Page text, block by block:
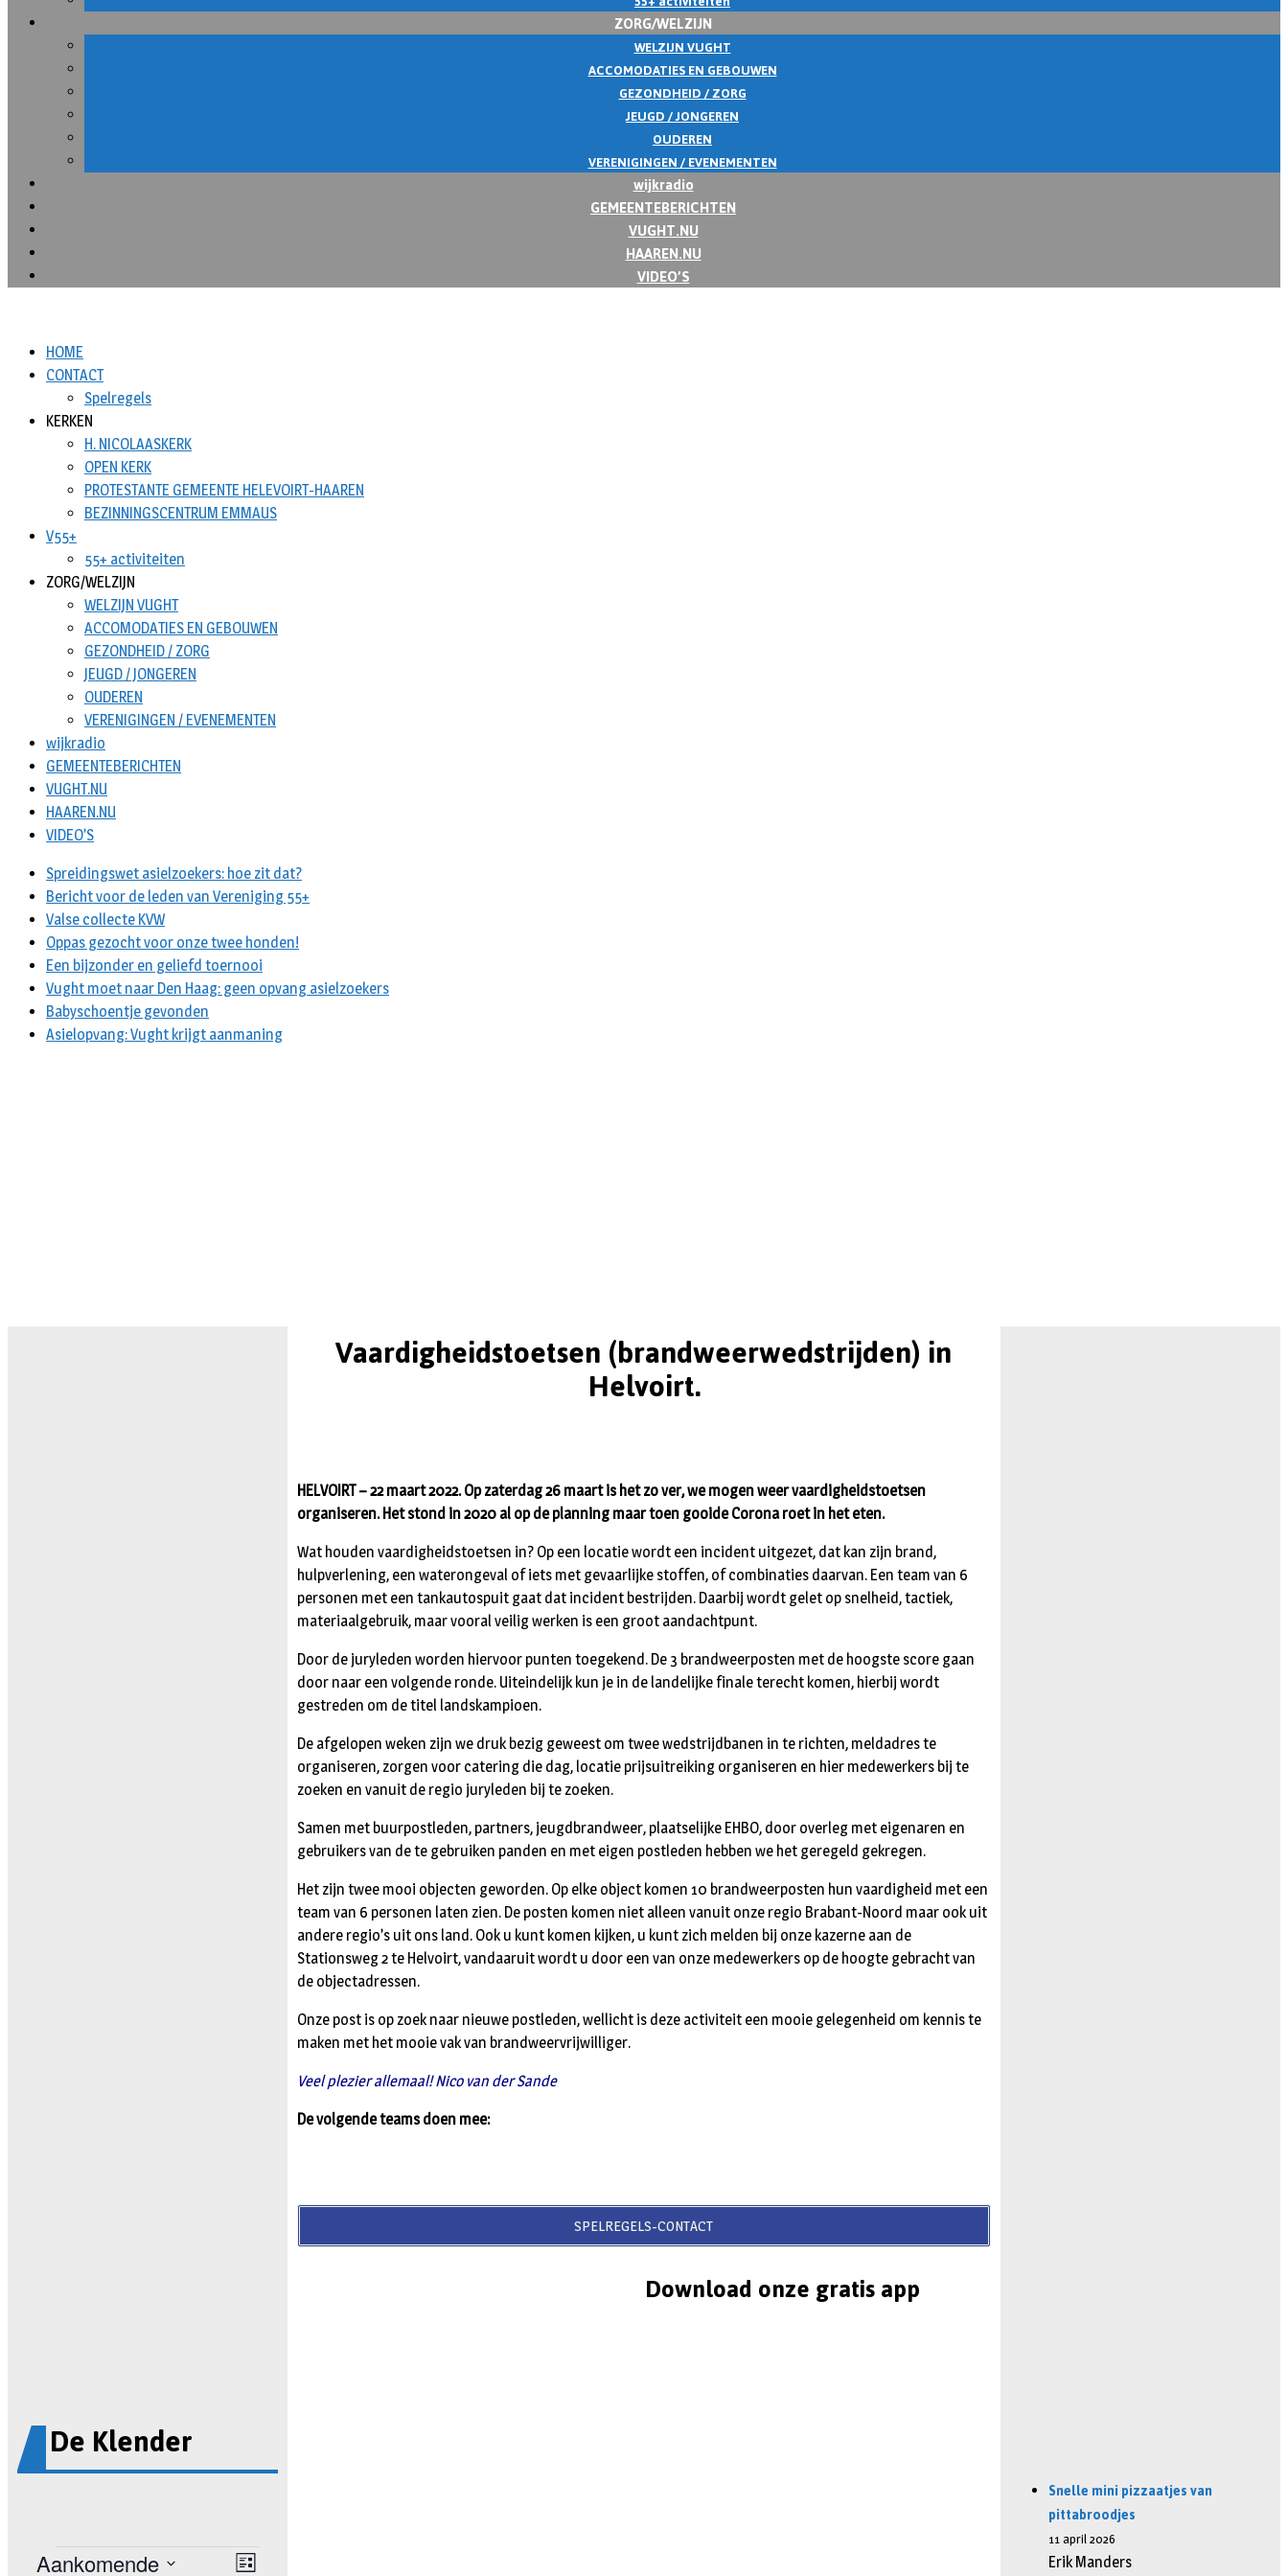
ZORG/WELZIJN
WELZIJN VUGHT
ACCOMODATIES EN GEBOUWEN
GEZONDHEID / ZORG
JEUGD / JONGEREN
OUDEREN
VERENIGINGEN / EVENEMENTEN
wijkradio
GEMEENTEBERICHTEN
VUGHT.NU
HAAREN.NU
VIDEO’S
HOME
CONTACT
Spelregels
KERKEN
H. NICOLAASKERK
OPEN KERK
PROTESTANTE GEMEENTE HELEVOIRT-HAAREN
BEZINNINGSCENTRUM EMMAUS
V55+
55+ activiteiten
ZORG/WELZIJN
WELZIJN VUGHT
ACCOMODATIES EN GEBOUWEN
GEZONDHEID / ZORG
JEUGD / JONGEREN
OUDEREN
VERENIGINGEN / EVENEMENTEN
wijkradio
GEMEENTEBERICHTEN
VUGHT.NU
HAAREN.NU
VIDEO’S
Spreidingswet asielzoekers: hoe zit dat?
Bericht voor de leden van Vereniging 55+
Valse collecte KVW
Oppas gezocht voor onze twee honden!
Een bijzonder en geliefd toernooi
Vught moet naar Den Haag: geen opvang asielzoekers
Babyschoentje gevonden
Asielopvang: Vught krijgt aanmaning
De Klender
Vaardigheidstoetsen (brandweerwedstrijden) in
Helvoirt.
HELVOIRT – 22 maart 2022. Op zaterdag 26 maart is het zo ver, we mogen weer vaardigheidstoetsen
organiseren. Het stond in 2020 al op de planning maar toen gooide Corona roet in het eten.
Wat houden vaardigheidstoetsen in? Op een locatie wordt een incident uitgezet, dat kan zijn brand,
hulpverlening, een waterongeval of iets met gevaarlijke stoffen, of combinaties daarvan. Een team van 6
personen met een tankautospuit gaat dat incident bestrijden. Daarbij wordt gelet op snelheid, tactiek,
materiaalgebruik, maar vooral veilig werken is een groot aandachtpunt.
Door de juryleden worden hiervoor punten toegekend. De 3 brandweerposten met de hoogste score gaan
door naar een volgende ronde. Uiteindelijk kun je in de landelijke finale terecht komen, hierbij wordt
gestreden om de titel landskampioen.
De afgelopen weken zijn we druk bezig geweest om twee wedstrijdbanen in te richten, meldadres te
organiseren, zorgen voor catering die dag, locatie prijsuitreiking organiseren en hier medewerkers bij te
zoeken en vanuit de regio juryleden bij te zoeken.
Samen met buurpostleden, partners, jeugdbrandweer, plaatselijke EHBO, door overleg met eigenaren en
gebruikers van de te gebruiken panden en met eigen postleden hebben we het geregeld gekregen.
Het zijn twee mooi objecten geworden. Op elke object komen 10 brandweerposten hun vaardigheid met een
team van 6 personen laten zien. De posten komen niet alleen vanuit onze regio Brabant-Noord maar ook uit
andere regio’s uit ons land. Ook u kunt komen kijken, u kunt zich melden bij onze kazerne aan de
Stationsweg 2 te Helvoirt, vandaaruit wordt u door een van onze medewerkers op de hoogte gebracht van
de objectadressen.
Onze post is op zoek naar nieuwe postleden, wellicht is deze activiteit een mooie gelegenheid om kennis te
maken met het mooie vak van brandweervrijwilliger.
Veel plezier allemaal! Nico van der Sande
De volgende teams doen mee:
SPELREGELS-CONTACT
Download onze gratis app
Snelle mini pizzaatjes van
pittabroodjes
11 april 2026
Erik Manders